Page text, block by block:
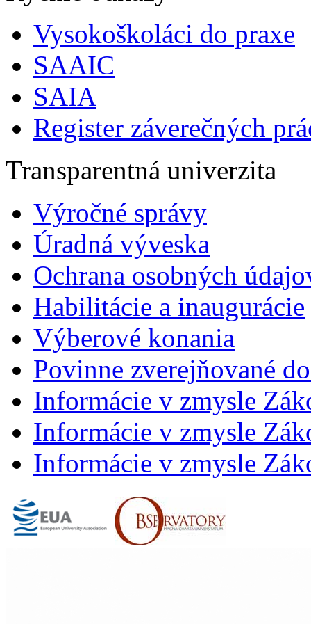
Vysokoškoláci do praxe
SAAIC
SAIA
Register záverečných
Transparentná univerzita
Výročné správy
Úradná výveska
Ochrana osobných
Habilitácie a inaugurácie
Výberové konania
Povinne zverejňované
Informácie v zmysle
Informácie v zmysle
Informácie v zmysle